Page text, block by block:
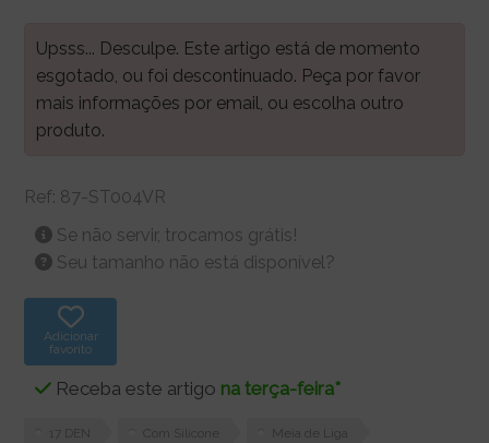
Upsss... Desculpe. Este artigo está de momento
esgotado, ou foi descontinuado. Peça por favor
mais informações por email, ou escolha outro
produto.
Ref: 87-ST004VR
Se não servir, trocamos grátis!
Seu tamanho não está disponível?
Adicionar
favorito
Receba este artigo na terça-feira*
17 DEN